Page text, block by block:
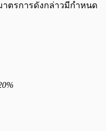
าตรการดังกล่าวมีกำหนด